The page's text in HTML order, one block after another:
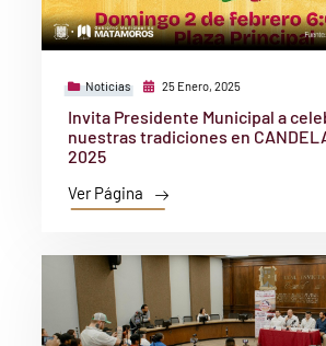
Noticias 25 Enero, 2025
Invita Presidente Municipal a
nuestras tradiciones en
2025
Ver Página